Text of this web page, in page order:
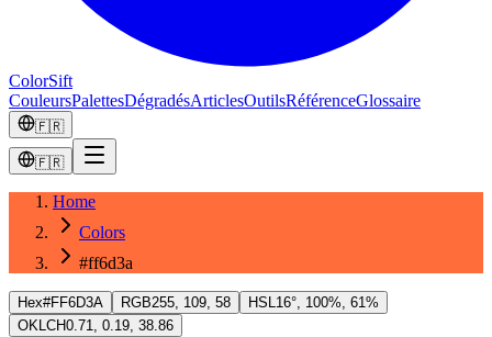
ColorSift
CouleursPalettesDégradésArticlesOutilsRéférenceGlossaire
🇫🇷
🇫🇷
Home
Colors
#ff6d3a
Hex#FF6D3A RGB255, 109, 58 HSL16°, 100%, 61%
OKLCH0.71, 0.19, 38.86